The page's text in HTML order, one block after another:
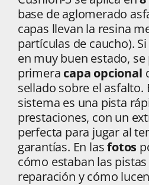
base de aglomerado
capas llevan la resina
partículas de caucho).
en muy buen estado,
primera capa opcional
sellado sobre el asfalto.
sistema es una pista
prestaciones, con un
perfecta para jugar al
garantías. En lasfotos
cómo estaban las
reparación y cómo